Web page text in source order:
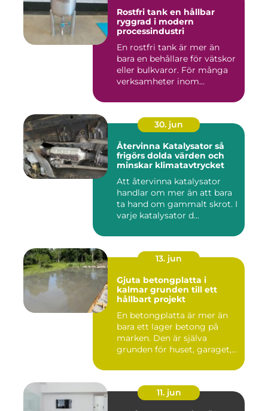
Rostfri tank en hållbar
ryggrad i modern
processindustri
En rostfri tank är mer än
bara en behållare för vätskor
eller bulkvaror. För många
verksamheter inom...
30. jun
Återvinna Katalysator så
frigörs dolda värden och
minskar klimatavtrycket
Att återvinna katalysator
handlar om mer än att bara
ta hand om gammalt skrot. I
varje katalysator d...
13. jun
Gjuta betongplatta i
kalmar grunden till ett
hållbart projekt
En betongplatta är mer än
bara ett lager betong på
marken. Den är själva
grunden för huset, garaget,...
11. jun